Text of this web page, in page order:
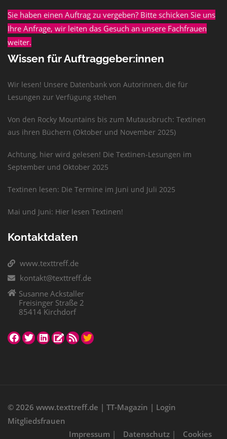
Sie haben einen Auftrag zu vergeben? Bitte schicken Sie uns
Ihre Anfrage, wir leiten das Gesuch an unsere Fachfrauen
weiter.
Wissen für Auftraggeber:innen
Wir lesen! Unsere Datenbank von Autorinnen, die für
Lesungen zur Verfügung stehen
Von den Rocky Mountains bis zum Mutausbruch: Textinen
aus ihren Büchern (Oktober und November 2025)
Achtung, hier wird gelesen! Die Textinen-Lesungen im
September und Oktober 2025
Textinen lesen: Die Termine im Juni und Juli 2025
Mai und Juni: Hier lesen Textinen!
Kontaktdaten
www.texttreff.de
kontakt@texttreff.de
Susanne Ackstaller
Freisinger Straße 2
85414 Kirchdorf
© 2026 www.texttreff.de | TT-Magazin | Login
Mitgliedsfrauen
Impressum | Datenschutz | Cookies